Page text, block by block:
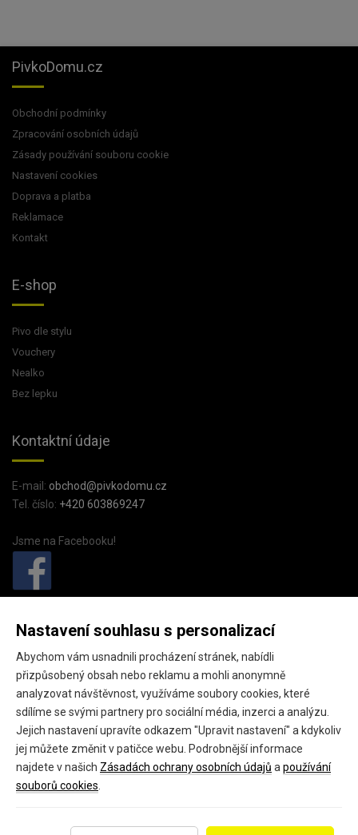
PivkoDomu.cz
Obchodní podmínky
Zpracování osobních údajů
Zásady používání souboru cookie
Nastavení cookies
Doprava a platba
Reklamace
Kontakt
E-shop
Pivo dle stylu
Vouchery
Nealko
Bez lepku
Kontaktní údaje
E-mail: obchod@pivkodomu.cz
Tel. číslo: +420 603869247
Jsme na Facebooku!
Pivkodomu.cz (provozovatel GEO fashion s.r.o.),
Náměstí starosty Pavla 15,
Kladno, 27201
IČ: 24145301
DIČ: CZ24145301
Nastavení souhlasu s personalizací
Abychom vám usnadnili procházení stránek, nabídli
přizpůsobený obsah nebo reklamu a mohli anonymně
analyzovat návštěvnost, využíváme soubory cookies, které
sdílíme se svými partnery pro sociální média, inzerci a analýzu.
Jejich nastavení upravíte odkazem "Upravit nastavení" a kdykoliv
jej můžete změnit v patičce webu. Podrobnější informace
najdete v našich Zásadách ochrany osobních údajů a používání
souborů cookies